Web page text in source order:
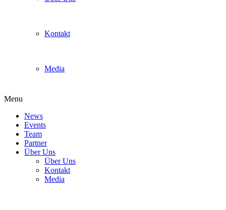
Kontakt
Media
Menu
News
Events
Team
Partner
Über Uns
Über Uns
Kontakt
Media